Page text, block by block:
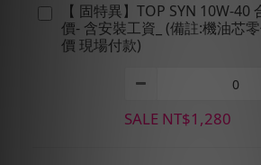
【 固特異】TOP SYN 10W-40
價- 含安裝工資_ (備註:機油芯
價 現場付款)
SALE NT$1,280